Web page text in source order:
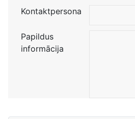
Kontaktpersona
Papildus
informācija